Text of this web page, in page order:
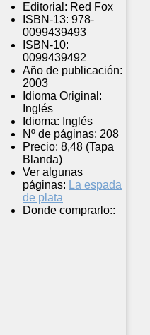
Editorial: Red Fox
ISBN-13: 978-
0099439493
ISBN-10:
0099439492
Año de publicación:
2003
Idioma Original:
Inglés
Idioma: Inglés
Nº de páginas: 208
Precio: 8,48 (Tapa
Blanda)
Ver algunas
páginas: La espada
de plata
Donde comprarlo::